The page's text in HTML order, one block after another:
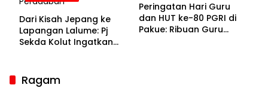
Dari Kisah Jepang ke
Lapangan Lalume: Pj
Sekda Kolut Ingatkan
Peringatan Hari Guru
dan HUT ke-80 PGRI di
Pakue: Ribuan Guru
Ragam
Sekda Kolaka Utara Hadiri RUPSLB BPR Bahteramas,